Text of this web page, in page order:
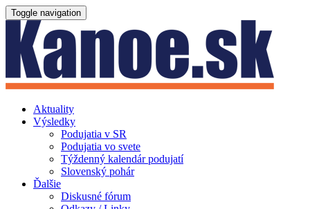
Toggle navigation
Aktuality
Výsledky
Podujatia v SR
Podujatia vo svete
Týždenný kalendár podujatí
Slovenský pohár
Ďalšie
Diskusné fórum